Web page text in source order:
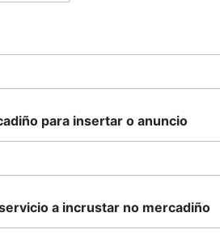
para insertar o anuncio
a incrustar no mercadiño